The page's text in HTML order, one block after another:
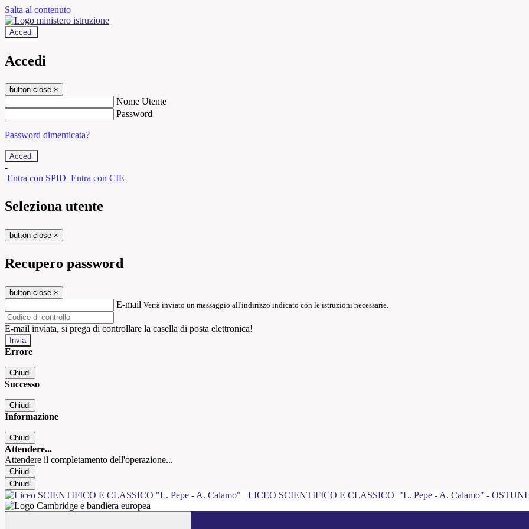
Salta al contenuto
Accedi
Accedi
button close ×
Nome Utente
Password
Password dimenticata?
-
Entra con SPID Entra con CIE
Seleziona utente
button close ×
Recupero password
button close ×
E-mail Verrà inviato un messaggio all'indirizzo indicato con le istruzioni necessarie.
E-mail inviata, si prega di controllare la casella di posta elettronica!
Errore
Chiudi
Successo
Chiudi
Informazione
Chiudi
Attendere...
Attendere il completamento dell'operazione...
Chiudi
Chiudi
LICEO SCIENTIFICO E CLASSICO "L. Pepe - A. Calamo" - OSTUNI